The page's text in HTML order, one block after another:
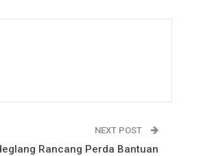
NEXT POST
Rancang Perda Bantuan